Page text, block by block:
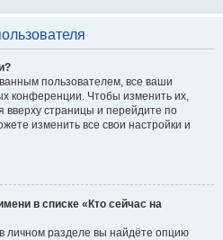
пользователем, все ваши
конференции. Чтобы изменить их,
вверху страницы и перейдите по
изменить все свои настройки и
в списке «Кто сейчас на
личном разделе вы найдёте опцию